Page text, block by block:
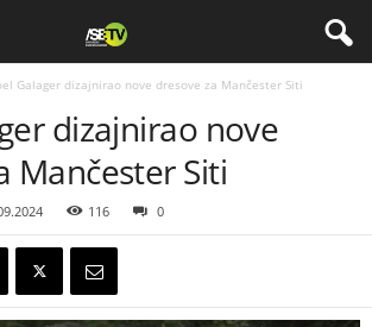
Galager dizajnirao nove dresove za Mančester Siti
dizajnirao nove
Mančester Siti
116 0